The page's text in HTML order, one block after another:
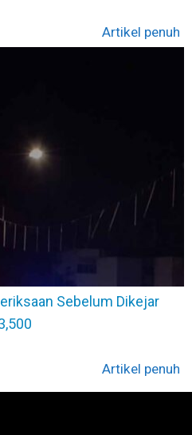
Artikel penuh
Sebelum Dikejar
Artikel penuh